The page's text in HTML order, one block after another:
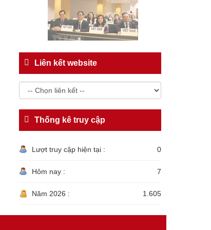
Liên kết website
Thống kê truy cập
Lượt truy cập hiện tại : 0
Hôm nay : 7
Năm 2026 : 1.605